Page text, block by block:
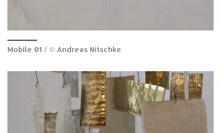
Mobile 01 / © Andreas Nitschke